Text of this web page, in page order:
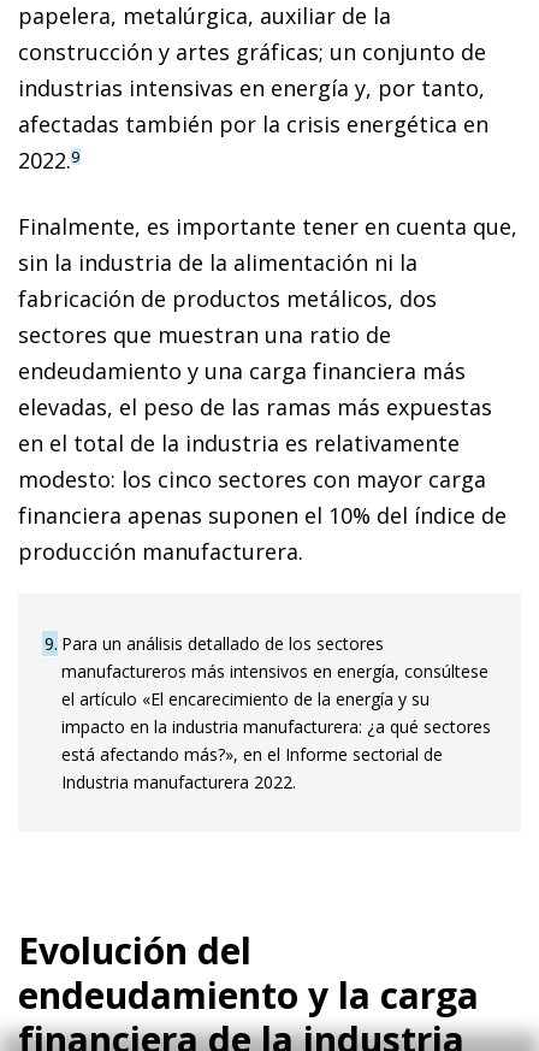
papelera, metalúrgica, auxiliar de la
construcción y artes gráficas; un conjunto de
industrias intensivas en energía y, por tanto,
afectadas también por la crisis energética en
2022.9
Finalmente, es importante tener en cuenta que,
sin la industria de la alimentación ni la
fabricación de productos metálicos, dos
sectores que muestran una ratio de
endeudamiento y una carga financiera más
elevadas, el peso de las ramas más expuestas
en el total de la industria es relativamente
modesto: los cinco sectores con mayor carga
financiera apenas suponen el 10% del índice de
producción manufacturera.
9 Para un análisis detallado de los sectores
manufactureros más intensivos en energía, consúltese
el artículo «El encarecimiento de la energía y su
impacto en la industria manufacturera: ¿a qué sectores
está afectando más?», en el Informe sectorial de
Industria manufacturera 2022.
Evolución del
endeudamiento y la carga
financiera de la industria